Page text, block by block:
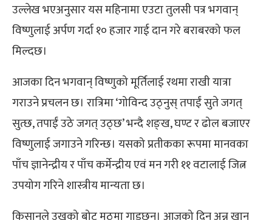
उल्लेख भएअनुसार यस महिनामा एउटा तुलसी पत्र भगवान्
विष्णुलाई अर्पण गर्दा १० हजार गाई दान गरे बराबरको फल
मिल्दछ।
आजका दिन भगवान् विष्णुको मूर्तिलाई रथमा राखी यात्रा
गराउने प्रचलन छ। रात्रिमा ‘गोविन्द उठ्नुस् तपाईं सुते जगत्
सुत्छ, तपाईं उठे जगत् उठ्छ’ भन्दै शङ्ख, घण्ट र ढोल बजाएर
विष्णुलाई जगाउने गरिन्छ। यसको प्रतीकका रूपमा मानवका
पाँच ज्ञानेन्द्रीय र पाँच कर्मेन्द्रीय एवं मन गरी ११ वटालाई जित्न
उपयोग गरिने शास्त्रीय मान्यता छ।